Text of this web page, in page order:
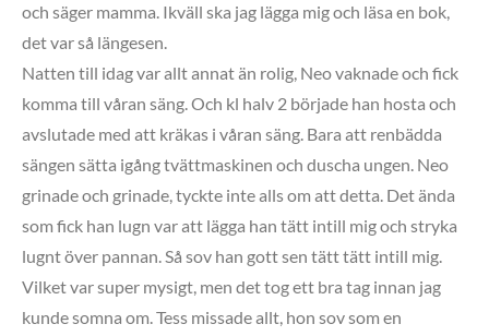
och säger mamma. Ikväll ska jag lägga mig och läsa en bok,
det var så längesen.
Natten till idag var allt annat än rolig, Neo vaknade och fick
komma till våran säng. Och kl halv 2 började han hosta och
avslutade med att kräkas i våran säng. Bara att renbädda
sängen sätta igång tvättmaskinen och duscha ungen. Neo
grinade och grinade, tyckte inte alls om att detta. Det ända
som fick han lugn var att lägga han tätt intill mig och stryka
lugnt över pannan. Så sov han gott sen tätt tätt intill mig.
Vilket var super mysigt, men det tog ett bra tag innan jag
kunde somna om. Tess missade allt, hon sov som en